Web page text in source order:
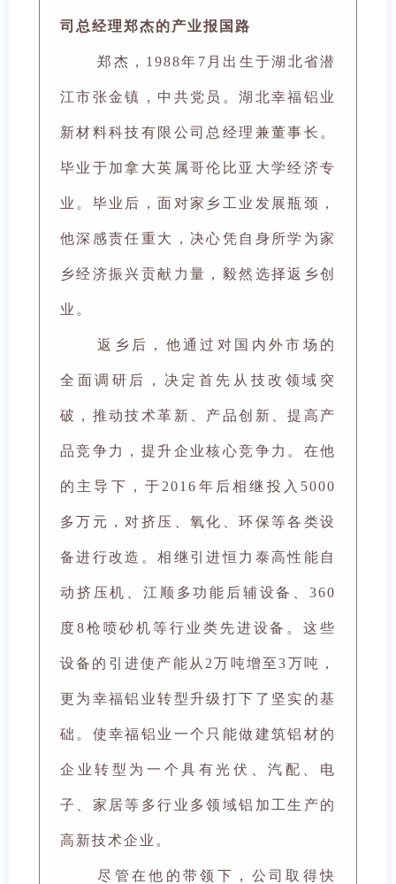
司总经理郑杰的产业报国路
郑杰，1988年7月出生于湖北省潜
江市张金镇，中共党员。湖北幸福铝业
新材料科技有限公司总经理兼董事长。
毕业于加拿大英属哥伦比亚大学经济专
业。毕业后，面对家乡工业发展瓶颈，
他深感责任重大，决心凭自身所学为家
乡经济振兴贡献力量，毅然选择返乡创
业。
返乡后，他通过对国内外市场的
全面调研后，决定首先从技改领域突
破，推动技术革新、产品创新、提高产
品竞争力，提升企业核心竞争力。在他
的主导下，于2016年后相继投入5000
多万元，对挤压、氧化、环保等各类设
备进行改造。相继引进恒力泰高性能自
动挤压机、江顺多功能后辅设备、360
度8枪喷砂机等行业类先进设备。这些
设备的引进使产能从2万吨增至3万吨，
更为幸福铝业转型升级打下了坚实的基
础。使幸福铝业一个只能做建筑铝材的
企业转型为一个具有光伏、汽配、电
子、家居等多行业多领域铝加工生产的
高新技术企业。
尽管在他的带领下，公司取得快